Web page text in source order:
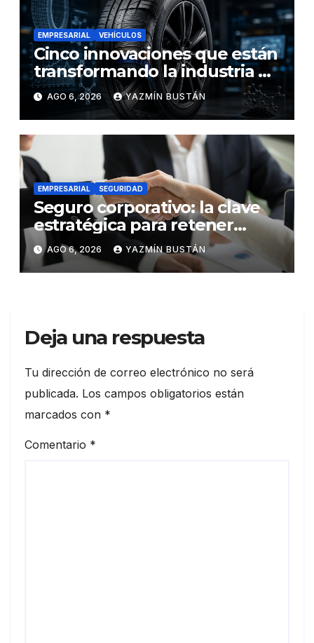
EMPRESARIAL VEHÍCULOS
Cinco innovaciones que están
transformando la industria de
los neumáticos y redefinen el
futuro de la movilidad
AGO 6, 2026 YAZMÍN BUSTÁN
EMPRESARIAL SEGURIDAD
Seguro corporativo: la clave
estratégica para retener
talento en Ecuador
AGO 6, 2026 YAZMÍN BUSTÁN
Deja una respuesta
Tu dirección de correo electrónico no será
publicada. Los campos obligatorios están
marcados con *
Comentario *